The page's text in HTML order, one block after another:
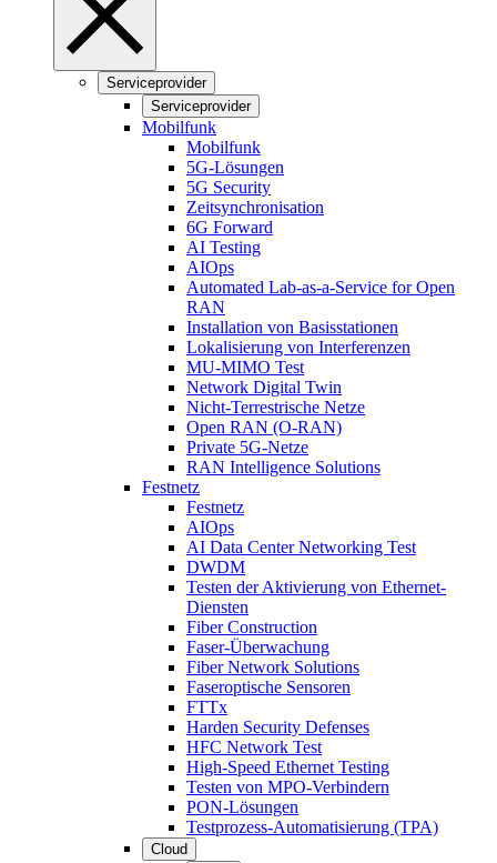
Serviceprovider
Serviceprovider
Mobilfunk
Mobilfunk
5G-Lösungen
5G Security
Zeitsynchronisation
6G Forward
AI Testing
AIOps
Automated Lab-as-a-Service for Open
RAN
Installation von Basisstationen
Lokalisierung von Interferenzen
MU-MIMO Test
Network Digital Twin
Nicht-Terrestrische Netze
Open RAN (O-RAN)
Private 5G-Netze
RAN Intelligence Solutions
Festnetz
Festnetz
AIOps
AI Data Center Networking Test
DWDM
Testen der Aktivierung von Ethernet-
Diensten
Fiber Construction
Faser-Überwachung
Fiber Network Solutions
Faseroptische Sensoren
FTTx
Harden Security Defenses
HFC Network Test
High-Speed Ethernet Testing
Testen von MPO-Verbindern
PON-Lösungen
Testprozess-Automatisierung (TPA)
Cloud